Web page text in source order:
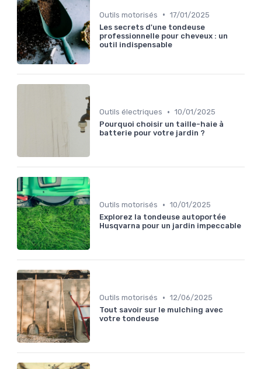
Outils motorisés • 17/01/2025
Les secrets d'une tondeuse
professionnelle pour cheveux : un
outil indispensable
Outils électriques • 10/01/2025
Pourquoi choisir un taille-haie à
batterie pour votre jardin ?
Outils motorisés • 10/01/2025
Explorez la tondeuse autoportée
Husqvarna pour un jardin impeccable
Outils motorisés • 12/06/2025
Tout savoir sur le mulching avec
votre tondeuse